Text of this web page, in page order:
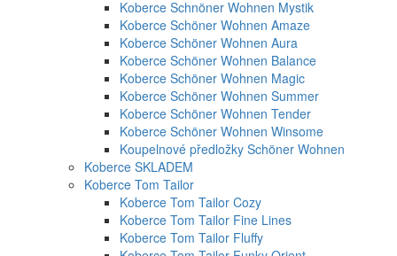
Koberce Schnöner Wohnen Mystik
Koberce Schöner Wohnen Amaze
Koberce Schöner Wohnen Aura
Koberce Schöner Wohnen Balance
Koberce Schöner Wohnen Magic
Koberce Schöner Wohnen Summer
Koberce Schöner Wohnen Tender
Koberce Schöner Wohnen Winsome
Koupelnové předložky Schöner Wohnen
Koberce SKLADEM
Koberce Tom Tailor
Koberce Tom Tailor Cozy
Koberce Tom Tailor Fine Lines
Koberce Tom Tailor Fluffy